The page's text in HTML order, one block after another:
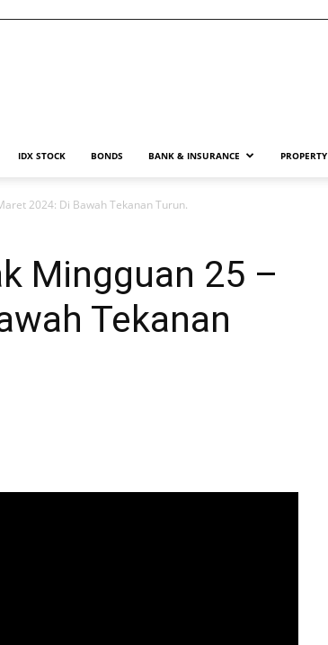
IDX STOCK BONDS BANK & INSURANCE PROPERTY
2024: Di Bawah Tekanan Turun.
Mingguan 25 –
Tekanan